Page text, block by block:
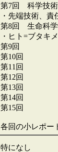
第7回 科学技
・先端技術、
第8回 生命科学
・ヒト=ブタキ
第9回
第10回
第11回
第12回
第13回
第14回
第15回
各回の小レポー
特になし